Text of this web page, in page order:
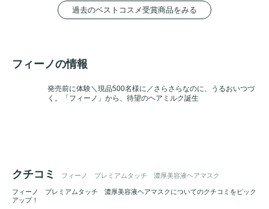
過去のベストコスメ受賞商品をみる
フィーノの情報
発売前に体験＼現品500名様に／さらさらなのに、うるおいつづ
く。「フィーノ」から、待望のヘアミルク誕生
クチコミ フィーノ プレミアムタッチ 濃厚美容液ヘアマスク
フィーノ プレミアムタッチ 濃厚美容液ヘアマスクについてのクチコミをピック
アップ！